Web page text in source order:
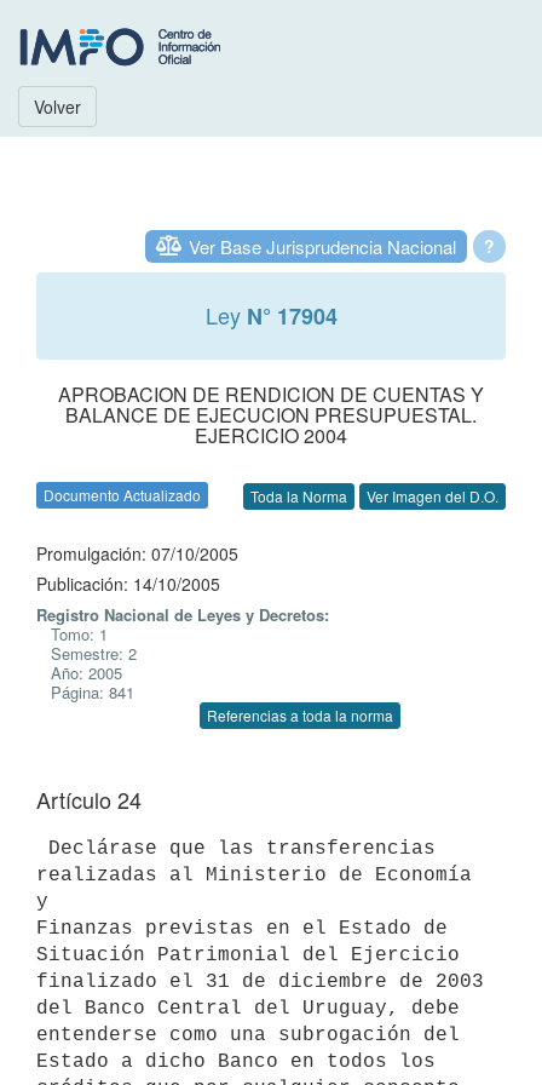
Volver
?
Ver Base Jurisprudencia Nacional
Ley N° 17904
APROBACION DE RENDICION DE CUENTAS Y
BALANCE DE EJECUCION PRESUPUESTAL.
EJERCICIO 2004
Documento Actualizado Toda la Norma Ver Imagen del D.O.
Promulgación: 07/10/2005
Publicación: 14/10/2005
Registro Nacional de Leyes y Decretos:
Tomo: 1
Semestre: 2
Año: 2005
Página: 841
Referencias a toda la norma
Artículo 24
realizadas al Ministerio de Economía
y
Finanzas previstas en el Estado de
Situación Patrimonial del Ejercicio
finalizado el 31 de diciembre de 2003
del Banco Central del Uruguay, debe
entenderse como una subrogación del
Estado a dicho Banco en todos los